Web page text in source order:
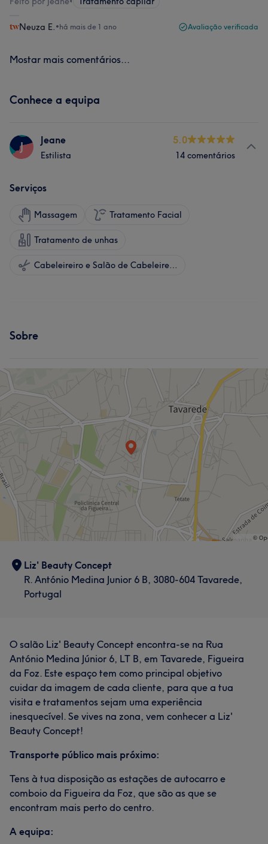
Neuza E. •há mais de 1 ano Avaliação verificada
Mostar mais comentários...
Conhece a equipa
J Jeane
Estilista
5.0
14 comentários
Serviços
Massagem Tratamento Facial
Tratamento de unhas
Cabeleireiro e Salão de Cabeleireiro
Sobre
Liz' Beauty Concept
R. António Medina Junior 6 B, 3080-604 Tavarede,
Portugal
O salão Liz' Beauty Concept encontra-se na Rua
António Medina Júnior 6, LT B, em Tavarede, Figueira
da Foz. Este espaço tem como principal objetivo
cuidar da imagem de cada cliente, para que a tua
visita e tratamentos sejam uma experiência
inesquecível. Se vives na zona, vem conhecer a Liz'
Beauty Concept!
Transporte público mais próximo:
Tens à tua disposição as estações de autocarro e
comboio da Figueira da Foz, que são as que se
encontram mais perto do centro.
A equipa: